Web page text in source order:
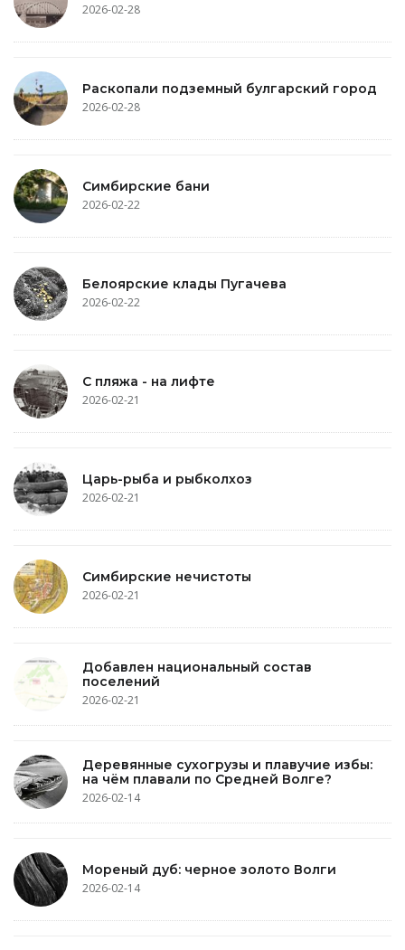
2026-02-28
Раскопали подземный булгарский город
2026-02-28
Симбирские бани
2026-02-22
Белоярские клады Пугачева
2026-02-22
С пляжа - на лифте
2026-02-21
Царь-рыба и рыбколхоз
2026-02-21
Симбирские нечистоты
2026-02-21
Добавлен национальный состав
поселений
2026-02-21
Деревянные сухогрузы и плавучие избы:
на чём плавали по Средней Волге?
2026-02-14
Мореный дуб: черное золото Волги
2026-02-14